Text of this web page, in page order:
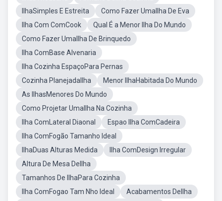
IlhaSimples E Estreita
Como Fazer UmaIlha De Eva
Ilha Com ComCook
Qual É a Menor Ilha Do Mundo
Como Fazer UmaIlha De Brinquedo
Ilha ComBase Alvenaria
Ilha Cozinha EspaçoPara Pernas
Cozinha PlanejadaIlha
Menor IlhaHabitada Do Mundo
As IlhasMenores Do Mundo
Como Projetar UmaIlha Na Cozinha
Ilha ComLateral Diaonal
Espao Ilha ComCadeira
Ilha ComFogão Tamanho Ideal
IlhaDuas Alturas Medida
Ilha ComDesign Irregular
Altura De Mesa DeIlha
Tamanhos De IlhaPara Cozinha
Ilha ComFogao Tam Nho Ideal
Acabamentos DeIlha